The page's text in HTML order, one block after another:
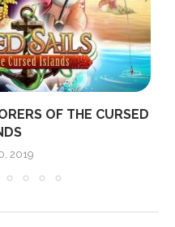
OF THE CURSED
2019